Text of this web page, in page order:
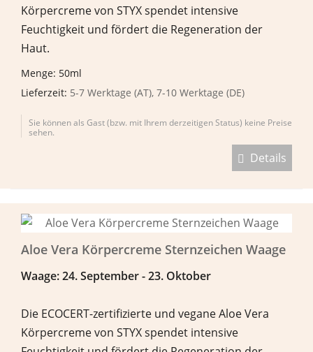
Körpercreme von STYX spendet intensive
Feuchtigkeit und fördert die Regeneration der
Haut.
Menge: 50ml
Lieferzeit: 5-7 Werktage (AT), 7-10 Werktage (DE)
Sie können als Gast (bzw. mit Ihrem derzeitigen Status) keine Preise
sehen.
Details
Aloe Vera Körpercreme Sternzeichen Waage
Waage: 24. September - 23. Oktober
Die ECOCERT-zertifizierte und vegane Aloe Vera
Körpercreme von STYX spendet intensive